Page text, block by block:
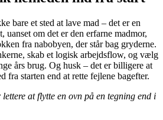
bare et sted at lave mad – det er en
uanset om det er den erfarne madmor,
fra nabobyen, der står bag gryderne.
skab et logisk arbejdsflow, og vælg
års brug. Og husk – det er billigere at
fra starten end at rette fejlene bagefter.
lettere at flytte en ovn på en tegning end i